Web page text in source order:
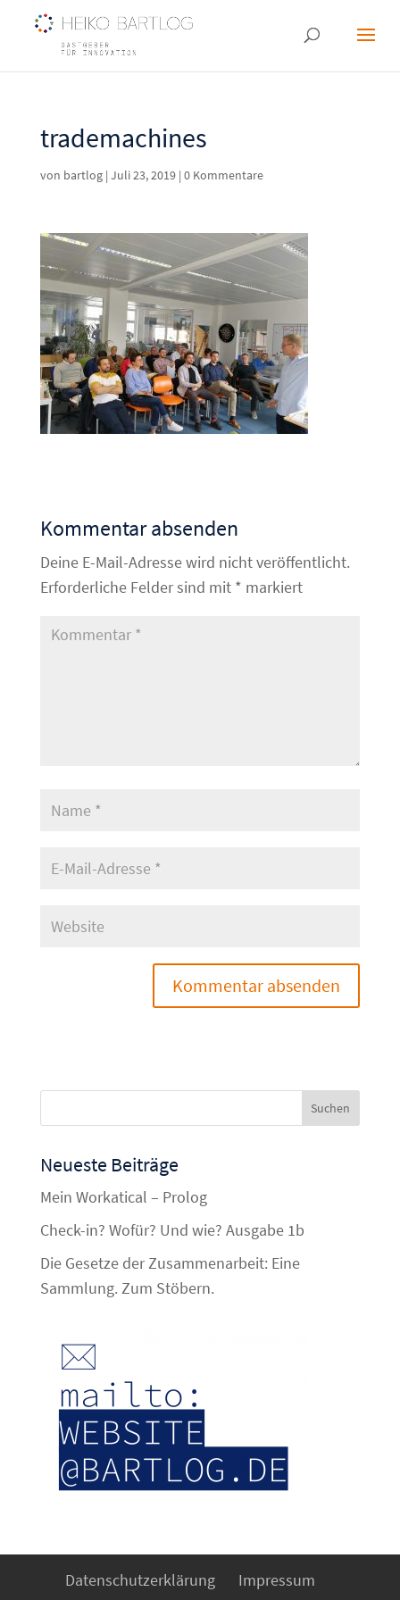
trademachines
von bartlog| Juli 23, 2019| 0 Kommentare
Kommentar absenden
Deine E-Mail-Adresse wird nicht veröffentlicht.
Erforderliche Felder sind mit * markiert
Neueste Beiträge
Mein Workatical – Prolog
Check-in? Wofür? Und wie? Ausgabe 1b
Die Gesetze der Zusammenarbeit: Eine
Sammlung. Zum Stöbern.
Datenschutzerklärung
Impressum